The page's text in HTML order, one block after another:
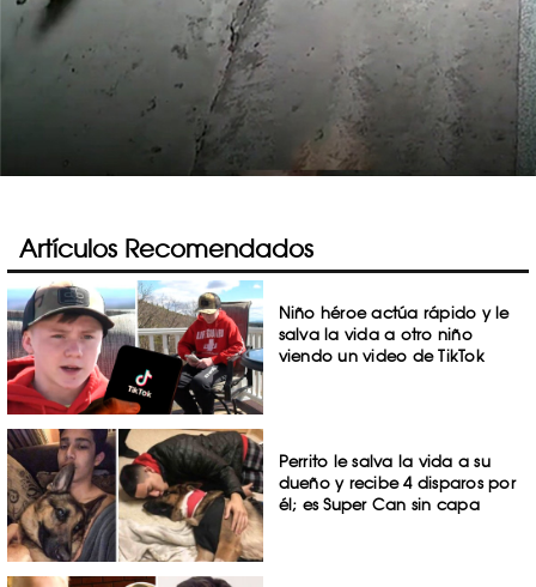
Artículos Recomendados
Niño héroe actúa rápido y le
salva la vida a otro niño
viendo un video de TikTok
Perrito le salva la vida a su
dueño y recibe 4 disparos por
él; es Super Can sin capa